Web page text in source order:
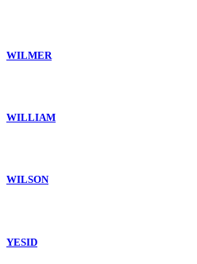
WILMER
WILLIAM
WILSON
YESID